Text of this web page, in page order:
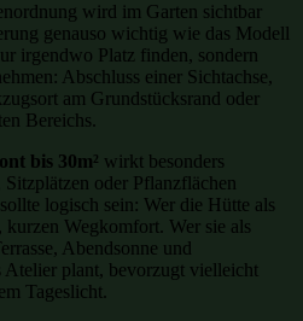
wird im Garten sichtbar
genauso wichtig wie das Modell
irgendwo Platz finden, sondern
Abschluss einer Sichtachse,
am Grundstücksrand oder
Bereichs.
bis 30m² wirkt besonders
oder Pflanzflächen
logisch sein: Wer die Hütte als
Wegkomfort. Wer sie als
Abendsonne und
Atelier plant, bevorzugt vielleicht
Tageslicht.